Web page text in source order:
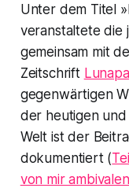
Unter dem Titel
veranstaltete die
gemeinsam mit
Zeitschrift
gegenwärtigen
der heutigen
Welt ist der
dokumentiert (
von mir